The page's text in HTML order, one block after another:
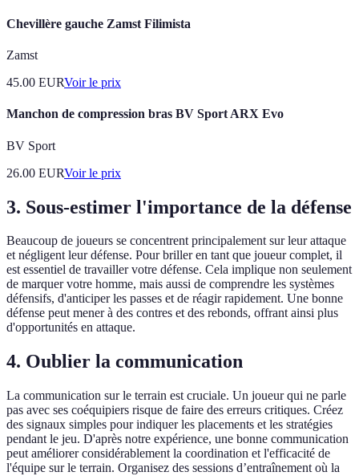
Chevillère gauche Zamst Filimista
Zamst
45.00 EURVoir le prix
Manchon de compression bras BV Sport ARX Evo
BV Sport
26.00 EURVoir le prix
3. Sous-estimer l'importance de la défense
Beaucoup de joueurs se concentrent principalement sur leur attaque
et négligent leur défense. Pour briller en tant que joueur complet, il
est essentiel de travailler votre défense. Cela implique non seulement
de marquer votre homme, mais aussi de comprendre les systèmes
défensifs, d'anticiper les passes et de réagir rapidement. Une bonne
défense peut mener à des contres et des rebonds, offrant ainsi plus
d'opportunités en attaque.
4. Oublier la communication
La communication sur le terrain est cruciale. Un joueur qui ne parle
pas avec ses coéquipiers risque de faire des erreurs critiques. Créez
des signaux simples pour indiquer les placements et les stratégies
pendant le jeu. D'après notre expérience, une bonne communication
peut améliorer considérablement la coordination et l'efficacité de
l'équipe sur le terrain. Organisez des sessions d’entraînement où la